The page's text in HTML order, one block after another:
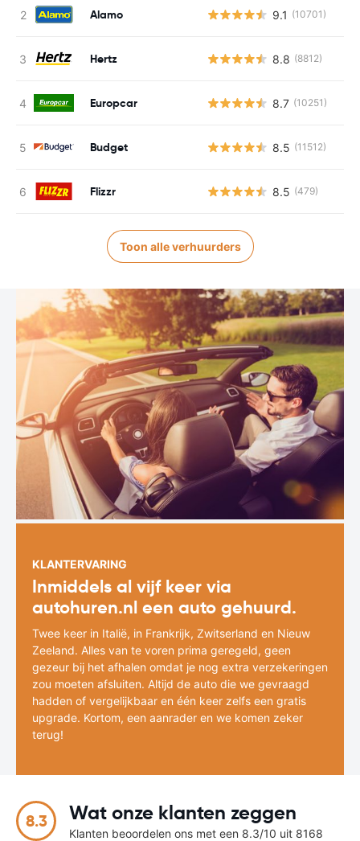
Alamo 9.1 (10701)
Hertz 8.8 (8812)
Europcar 8.7 (10251)
Budget 8.5 (11512)
Flizzr 8.5 (479)
Toon alle verhuurders
KLANTERVARING
Inmiddels al vijf keer via
autohuren.nl een auto gehuurd.
Twee keer in Italië, in Frankrijk, Zwitserland en Nieuw
Zeeland. Alles van te voren prima geregeld, geen
gezeur bij het afhalen omdat je nog extra verzekeringen
zou moeten afsluiten. Altijd de auto die we gevraagd
hadden of vergelijkbaar en één keer zelfs een gratis
upgrade. Kortom, een aanrader en we komen zeker
terug!
8.3 Wat onze klanten zeggen
Klanten beoordelen ons met een 8.3/10 uit 8168